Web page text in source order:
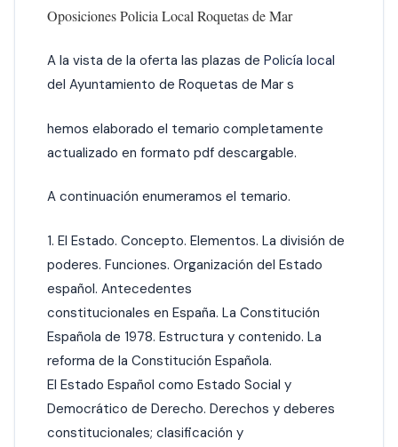
Oposiciones Policia Local Roquetas de Mar
A la vista de la oferta las plazas de Policía local
del Ayuntamiento de Roquetas de Mar s
hemos elaborado el temario completamente
actualizado en formato pdf descargable.
A continuación enumeramos el temario.
1. El Estado. Concepto. Elementos. La división de
poderes. Funciones. Organización del Estado
español. Antecedentes
constitucionales en España. La Constitución
Española de 1978. Estructura y contenido. La
reforma de la Constitución Española.
El Estado Español como Estado Social y
Democrático de Derecho. Derechos y deberes
constitucionales; clasificación y